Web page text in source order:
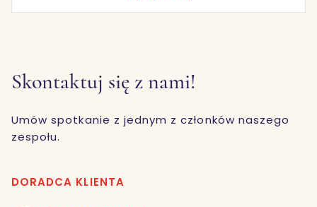
Skontaktuj się z nami!
Umów spotkanie z jednym z członków naszego
zespołu.
DORADCA KLIENTA